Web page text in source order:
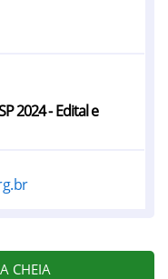
2024 - Edital e
CHEIA